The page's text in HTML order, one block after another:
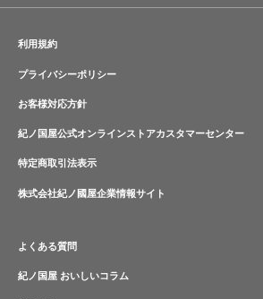
利用規約
プライバシーポリシー
お客様対応方針
紀ノ国屋公式オンラインストアカスタマーセンター
特定商取引法表示
株式会社紀ノ國屋企業情報サイト
よくある質問
紀ノ国屋 おいしいコラム